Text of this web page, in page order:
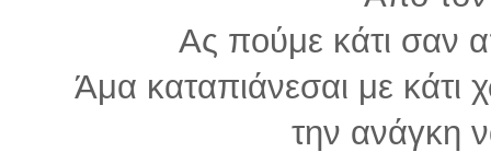
Ας πούμε κάτι σαν
Άμα καταπιάνεσαι με κάτι
την ανάγκη